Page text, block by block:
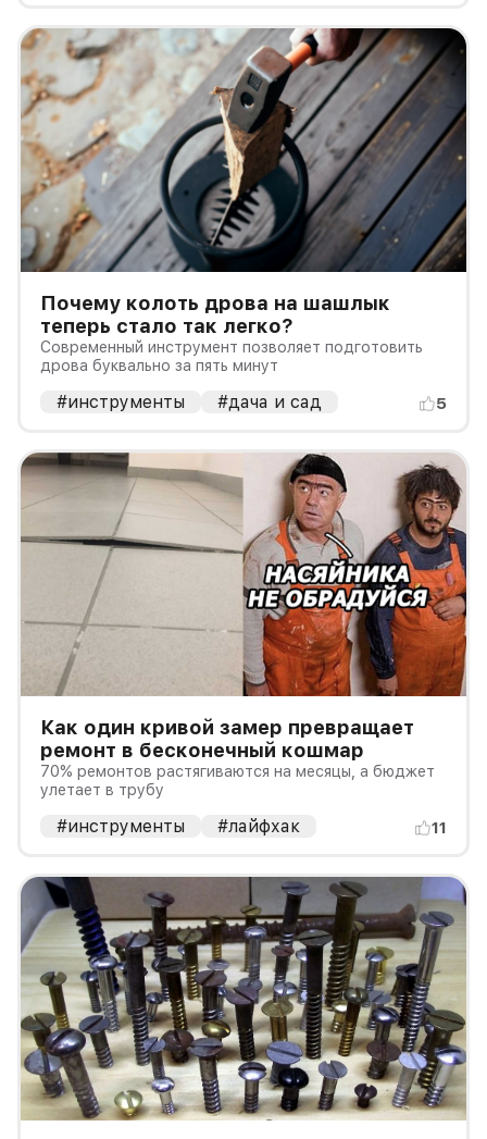
Почему колоть дрова на шашлык
теперь стало так легко?
Современный инструмент позволяет подготовить
дрова буквально за пять минут
#инструменты #дача и сад 5
Как один кривой замер превращает
ремонт в бесконечный кошмар
70% ремонтов растягиваются на месяцы, а бюджет
улетает в трубу
#инструменты #лайфхак 11